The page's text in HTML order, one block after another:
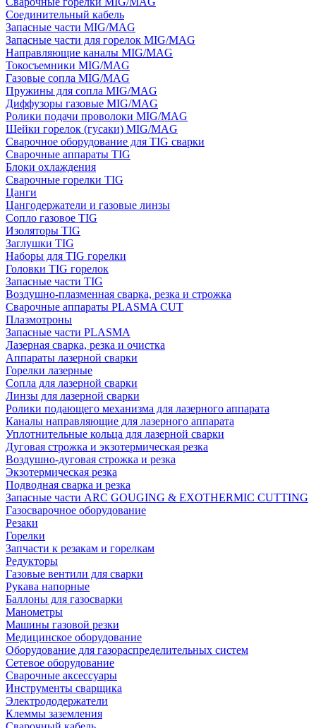
Соединительный кабель
Запасные части MIG/MAG
Запасные части для горелок MIG/MAG
Направляющие каналы MIG/MAG
Токосъемники MIG/MAG
Газовые сопла MIG/MAG
Пружины для сопла MIG/MAG
Диффузоры газовые MIG/MAG
Ролики подачи проволоки MIG/MAG
Шейки горелок (гусаки) MIG/MAG
Сварочное оборудование для TIG сварки
Сварочные аппараты TIG
Блоки охлаждения
Сварочные горелки TIG
Цанги
Цангодержатели и газовые линзы
Сопло газовое TIG
Изоляторы TIG
Заглушки TIG
Наборы для TIG горелки
Головки TIG горелок
Запасные части TIG
Воздушно-плазменная сварка, резка и строжка
Сварочные аппараты PLASMA CUT
Плазмотроны
Запасные части PLASMA
Лазерная сварка, резка и очистка
Аппараты лазерной сварки
Горелки лазерные
Сопла для лазерной сварки
Линзы для лазерной сварки
Ролики подающего механизма для лазерного аппарата
Каналы направляющие для лазерного аппарата
Уплотнительные кольца для лазерной сварки
Дуговая строжка и экзотермическая резка
Воздушно-дуговая строжка и резка
Экзотермическая резка
Подводная сварка и резка
Запасные части ARC GOUGING & EXOTHERMIC CUTTING
Газосварочное оборудование
Резаки
Горелки
Запчасти к резакам и горелкам
Редукторы
Газовые вентили для сварки
Рукава напорные
Баллоны для газосварки
Манометры
Машины газовой резки
Медицинское оборудование
Оборудование для газораспределительных систем
Сетевое оборудование
Сварочные аксессуары
Инструменты сварщика
Электрододержатели
Клеммы заземления